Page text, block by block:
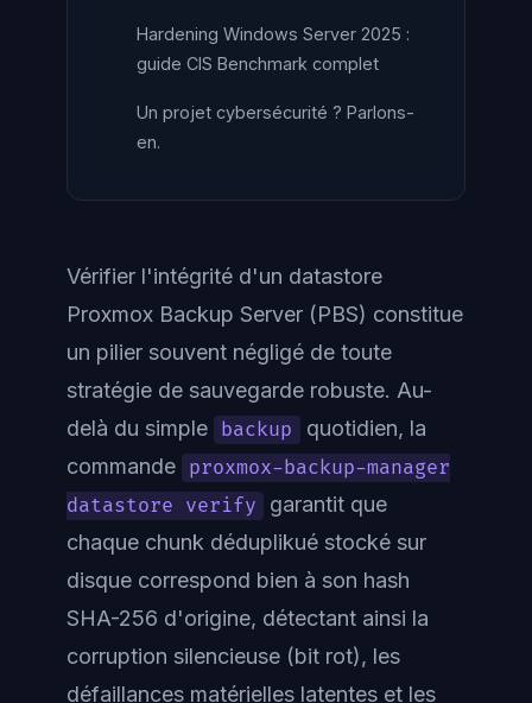
Hardening Windows Server 2025 :
guide CIS Benchmark complet
Un projet cybersécurité ? Parlons-
en.
Vérifier l'intégrité d'un datastore
Proxmox Backup Server (PBS) constitue
un pilier souvent négligé de toute
stratégie de sauvegarde robuste. Au-
delà du simple backup
quotidien, la
commande proxmox-backup-manager
datastore verify
garantit que
chaque chunk déduplikué stocké sur
disque correspond bien à son hash
SHA-256 d'origine, détectant ainsi la
corruption silencieuse (bit rot), les
défaillances matérielles latentes et les